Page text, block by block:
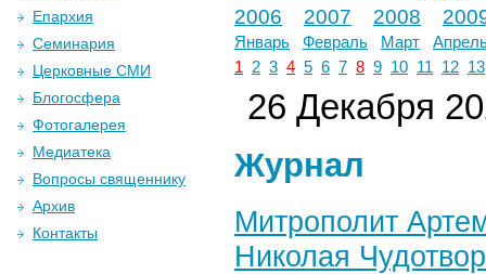
2006 2007 2008
Январь Февраль Март
1
2 3 4 5 6 7 8 9 10 11 12 13
26 Декабря
Журнал
Митрополит
Николая
Епархия
Семинария
Церковные СМИ
Блогосфера
Фотогалерея
Медиатека
Вопросы священнику
Архив
Контакты